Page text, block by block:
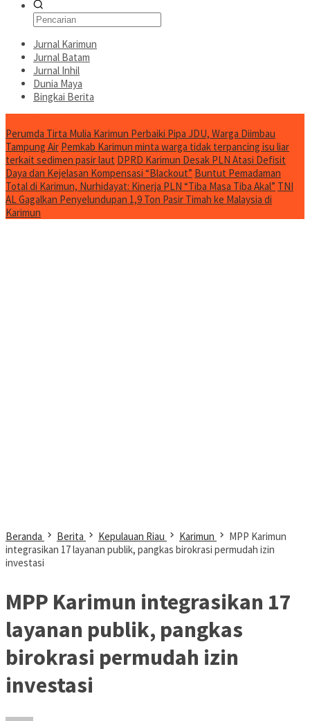
Jurnal Karimun
Jurnal Batam
Jurnal Inhil
Dunia Maya
Bingkai Berita
Perumda Tirta Mulia Karimun Perbaiki Pipa JDU, Warga Diimbau
Tampung Air Pemkab Karimun minta warga tidak terpancing isu liar
terkait sedimen pasir laut DPRD Karimun Desak PLN Atasi Defisit
Daya dan Kejelasan Kompensasi “Blackout” Buntut Pemadaman
Total di Karimun, Nurhidayat: Kinerja PLN “Tiba Masa Tiba Akal” TNI
AL Gagalkan Penyelundupan 1,9 Ton Pasir Timah ke Malaysia di
Karimun
Beranda Berita Kepulauan Riau Karimun
MPP Karimun
integrasikan 17 layanan publik, pangkas birokrasi permudah izin
investasi
MPP Karimun integrasikan 17
layanan publik, pangkas
birokrasi permudah izin
investasi